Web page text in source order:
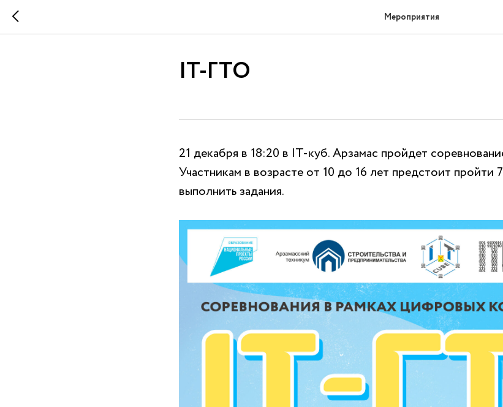
Мероприятия
IT-ГТО
21 декабря в 18:20 в IT-куб. Арзамас пройдет
Участникам в возрасте от 10 до 16 лет предстоит пройти
выполнить задания.